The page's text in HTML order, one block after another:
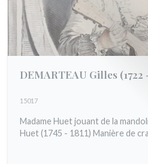
DEMARTEAU Gilles (1722
15017
Madame Huet jouant de la
Huet (1745 - 1811) Manière de